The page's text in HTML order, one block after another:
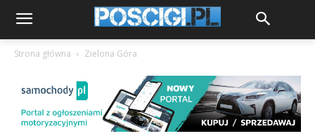
Strona główna Zielona Góra